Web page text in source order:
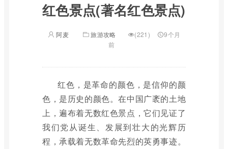
红色景点(著名红色景点)
阿麦 旅游攻略 (221)
9个月
前
红色，是革命的颜色，是信仰的颜
色，是历史的颜色。在中国广袤的土地
上，遍布着无数红色景点，它们见证了
我们党从诞生、发展到壮大的光辉历
程，承载着无数革命先烈的英勇事迹。